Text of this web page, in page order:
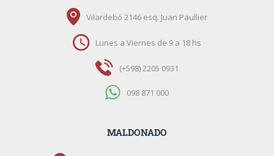
Vilardebó 2146 esq. Juan Paullier
Lunes a Viernes de 9 a 18 hs
(+598) 2205 0931
098 871 000
MALDONADO